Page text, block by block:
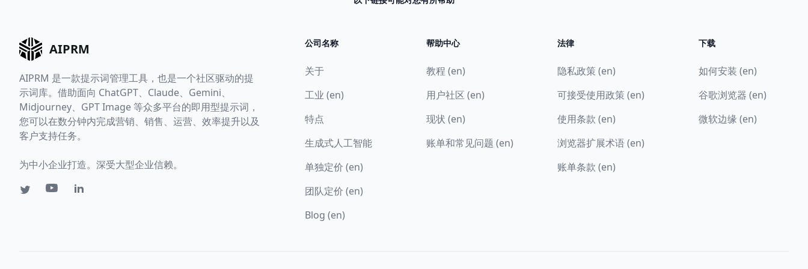
AIPRM
AIPRM 是一款提示词管理工具，也是一个社区驱动的提
示词库。借助面向 ChatGPT、Claude、Gemini、
Midjourney、GPT Image 等众多平台的即用型提示词，
您可以在数分钟内完成营销、销售、运营、效率提升以及
客户支持任务。
为中小企业打造。深受大型企业信赖。
公司名称
关于
工业 (en)
特点
生成式人工智能
单独定价 (en)
团队定价 (en)
Blog (en)
帮助中心
教程 (en)
用户社区 (en)
现状 (en)
账单和常见问题 (en)
法律
隐私政策 (en)
可接受使用政策 (en)
使用条款 (en)
浏览器扩展术语 (en)
账单条款 (en)
下载
如何安装 (en)
谷歌浏览器 (en)
微软边缘 (en)